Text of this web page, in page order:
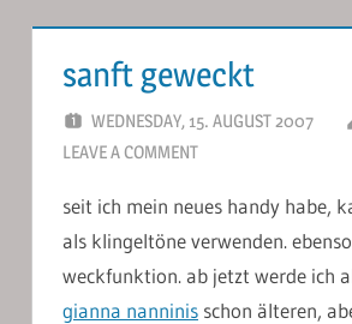
sanft geweckt
WEDNESDAY, 15. AUGUST 2007
LEAVE A COMMENT
seit ich mein neues handy habe,
als klingeltöne verwenden.
weckfunktion. ab jetzt werde ich
gianna nanninis schon älteren,